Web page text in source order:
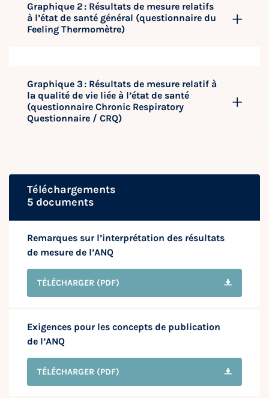
Graphique 2 : Résultats de mesure relatifs
à l’état de santé général (questionnaire du
Feeling Thermomètre)
Graphique 3 : Résultats de mesure relatif à
la qualité de vie liée à l’état de santé
(questionnaire Chronic Respiratory
Questionnaire / CRQ)
Téléchargements
5 documents
Remarques sur l’interprétation des résultats
de mesure de l’ANQ
TÉLÉCHARGER (PDF)
Exigences pour les concepts de publication
de l’ANQ
TÉLÉCHARGER (PDF)